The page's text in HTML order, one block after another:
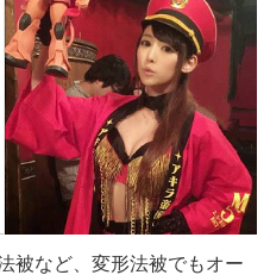
被など、変形法被でもオー